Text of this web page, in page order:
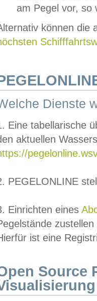
am Pegel vor,
können die
Dienste
Eine tabellarische
aktuellen
PEGELONLINE
Einrichten eines
ist eine
Source